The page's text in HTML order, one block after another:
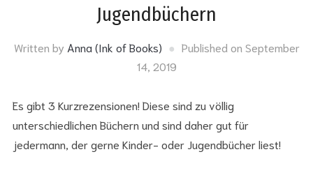
Jugendbüchern
Written by Anna (Ink of Books) Published on September
14, 2019
Es gibt 3 Kurzrezensionen! Diese sind zu völlig
unterschiedlichen Büchern und sind daher gut für
jedermann, der gerne Kinder- oder Jugendbücher liest!